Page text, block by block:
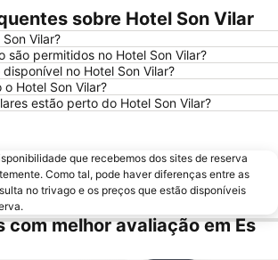
Cala en Brut
Binisafúller
Na Macaret
Port de Ciutadella
Cala Pregonda
sobre Hotel Son Vilar
Vilar?
são permitidos no Hotel Son Vilar?
no Hotel Son Vilar?
Hotel Son Vilar?
estão perto do Hotel Son Vilar?
que recebemos dos sites de reserva
Como tal, pode haver diferenças entre as
no trivago e os preços que estão disponíveis
com melhor avaliação em Es